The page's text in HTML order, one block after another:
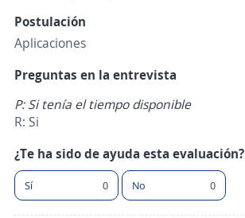
Postulación
Aplicaciones
Preguntas en la entrevista
P: Si tenía el tiempo disponible
R: Si
¿Te ha sido de ayuda esta evaluación?
Sí 0 No 0